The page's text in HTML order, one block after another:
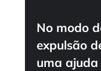
No modo
expulsão
uma